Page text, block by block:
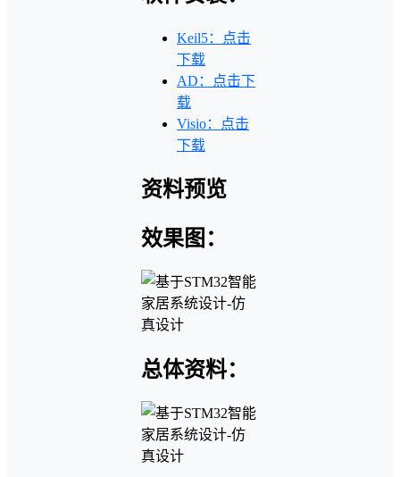
Keil5：点击
下载
AD：点击下
载
Visio：点击
下载
资料预览
效果图：
总体资料：